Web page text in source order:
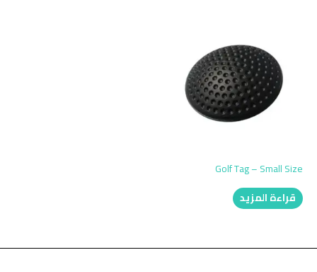
Golf Tag – Small Size
قراءة المزيد